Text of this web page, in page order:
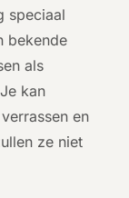
speciaal
bekende
als
kan
en
ze niet